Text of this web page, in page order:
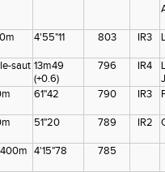
4'55"11 803 IR3
saut 13m49
(+0.6)
796 IR4
61"42 790 IR3
51"20 789 IR2
4'15"78 785